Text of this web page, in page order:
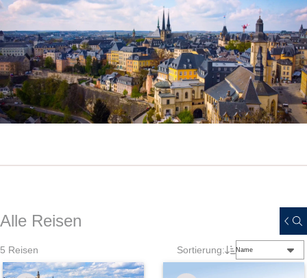
Alle Reisen
5 Reisen Sortierung: Name